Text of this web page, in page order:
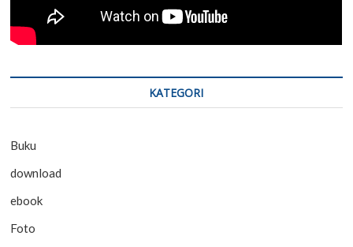
KATEGORI
Buku
download
ebook
Foto